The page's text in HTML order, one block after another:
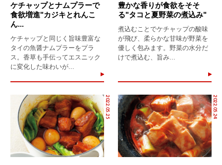
ケチャップとナムプラーで
食欲増進"カジキとれんこ
ん...
ケチャップと同じく旨味豊富な
タイの魚醤ナムプラーをプラ
ス。香草も手伝ってエスニック
に変化した味わいが...
豊かな香りが食欲をそそ
る"タコと夏野菜の煮込み"
煮込むことでケチャップの酸味
が飛び、柔らかな甘味が野菜を
優しく包みます。野菜の水分だ
けで煮込む、旨み...
2022.05.25 2022.05.24